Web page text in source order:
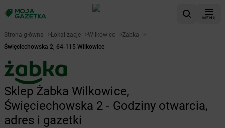
MENU
Strona główna >Lokalizacje >Wilkowice >Żabka
>
Święciechowska 2, 64-115 Wilkowice
Sklep Żabka Wilkowice,
Święciechowska 2 - Godziny otwarcia,
adres i gazetki